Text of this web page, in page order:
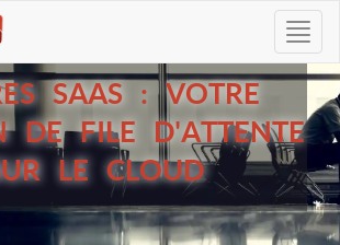
SAAS : VOTRE
DE FILE D'ATTENTE
LE CLOUD